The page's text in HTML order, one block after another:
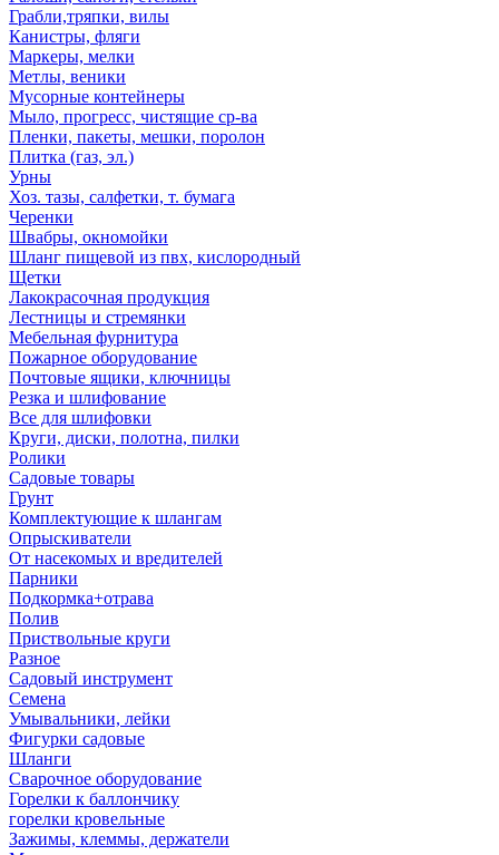
Грабли,тряпки, вилы
Канистры, фляги
Маркеры, мелки
Метлы, веники
Мусорные контейнеры
Мыло, прогресс, чистящие ср-ва
Пленки, пакеты, мешки, поролон
Плитка (газ, эл.)
Урны
Хоз. тазы, салфетки, т. бумага
Черенки
Швабры, окномойки
Шланг пищевой из пвх, кислородный
Щетки
Лакокрасочная продукция
Лестницы и стремянки
Мебельная фурнитура
Пожарное оборудование
Почтовые ящики, ключницы
Резка и шлифование
Все для шлифовки
Круги, диски, полотна, пилки
Ролики
Садовые товары
Грунт
Комплектующие к шлангам
Опрыскиватели
От насекомых и вредителей
Парники
Подкормка+отрава
Полив
Приствольные круги
Разное
Садовый инструмент
Семена
Умывальники, лейки
Фигурки садовые
Шланги
Сварочное оборудование
Горелки к баллончику
горелки кровельные
Зажимы, клеммы, держатели